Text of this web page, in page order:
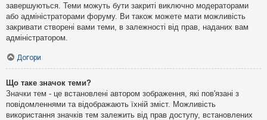
завершуються. Теми можуть бути закриті виключно модераторами
або адміністраторами форуму. Ви також можете мати можливість
закривати створені вами теми, в залежності від прав, наданих вам
адміністратором.
Догори
Що таке значок теми?
Значки тем - це встановлені автором зображення, які пов'язані з
повідомленнями та відображають їхній зміст. Можливість
використання значків тем залежить від прав доступу, встановлених